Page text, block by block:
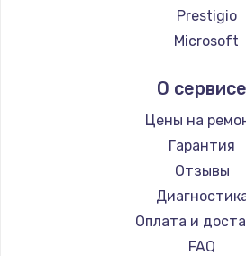
Ремонт ноутбуков
Ремонт
Ремонт ноутбуков
Ремонт
Ремонт ноутбуков
Ремонт
Ремонт ноутбуков
Ремонт ноутбуков
Ремонт ноутбуков
Prestigio
Microsoft
Aquarius
Gigabyte
Aorus
Maibenben
Getac
Epson
Philips
О сервисе
Цены на
Гарантия
Отзывы
Оплата и
FAQ